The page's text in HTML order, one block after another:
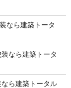
なら建築トータ
なら建築トータ
ら建築トータル